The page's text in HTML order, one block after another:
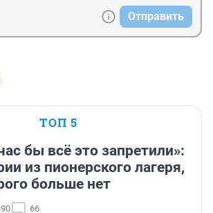
Отправить
ТОП 5
бы всё это запретили»:
из пионерского лагеря,
больше нет
66